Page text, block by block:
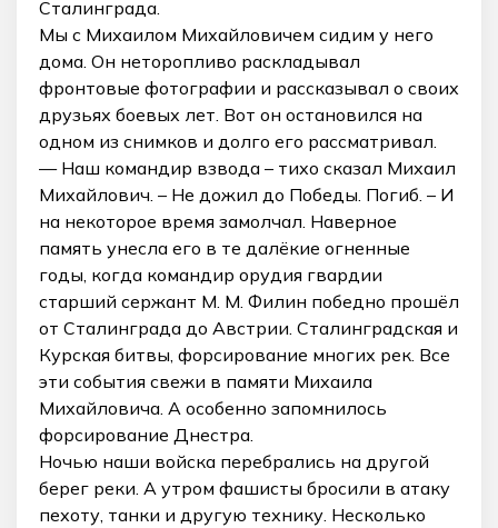
Сталинграда.
Мы с Михаилом Михайловичем сидим у него
дома. Он неторопливо раскладывал
фронтовые фотографии и рассказывал о своих
друзьях боевых лет. Вот он остановился на
одном из снимков и долго его рассматривал.
— Наш командир взвода – тихо сказал Михаил
Михайлович. – Не дожил до Победы. Погиб. – И
на некоторое время замолчал. Наверное
память унесла его в те далёкие огненные
годы, когда командир орудия гвардии
старший сержант М. М. Филин победно прошёл
от Сталинграда до Австрии. Сталинградская и
Курская битвы, форсирование многих рек. Все
эти события свежи в памяти Михаила
Михайловича. А особенно запомнилось
форсирование Днестра.
Ночью наши войска перебрались на другой
берег реки. А утром фашисты бросили в атаку
пехоту, танки и другую технику. Несколько